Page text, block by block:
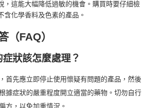
，這能大幅降低過敏的機會。購買時要仔細檢
含化學香料及色素的產品。
（FAQ）
狀該怎麼處理？
首先應立即停止使用懷疑有問題的產品，然後
據症狀的嚴重程度開立適當的藥物。切勿自行
方，以免加重情況。